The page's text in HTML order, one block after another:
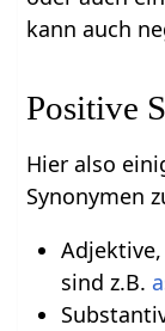
kann auch
Positive
Hier also
Synonymen
sind z.B.